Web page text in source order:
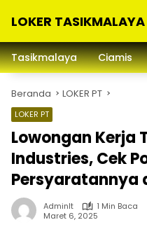
LOKER TASIKMALAYA
Lowongan
Kerja
dan
Sekitarna
Tasikmalaya Ciamis
Beranda LOKER PT
LOKER PT
Lowongan Kerja
Industries, Cek
Persyaratannya
Adminlt
1 Min Baca
Maret 6, 2025